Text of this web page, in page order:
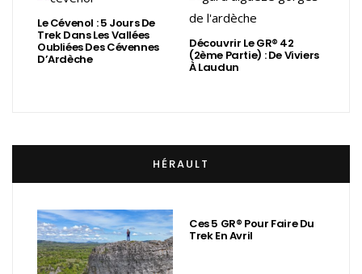
Le Cévenol : 5 Jours De
Trek Dans Les Vallées
Oubliées Des Cévennes
D’Ardèche
Découvrir Le GR® 42
(2ème Partie) : De Viviers
À Laudun
HÉRAULT
Ces 5 GR® Pour Faire Du
Trek En Avril